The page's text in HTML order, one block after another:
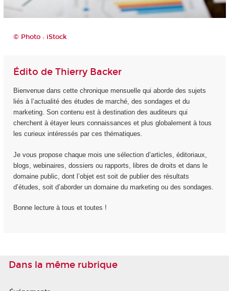
© Photo : iStock
Édito de Thierry Backer
Bienvenue dans cette chronique mensuelle qui aborde des sujets
liés à l’actualité des études de marché, des sondages et du
marketing. Son contenu est à destination des auditeurs qui
cherchent à étayer leurs connaissances et plus globalement à tous
les curieux intéressés par ces thématiques.
Je vous propose chaque mois une sélection d’articles, éditoriaux,
blogs, webinaires, dossiers ou rapports, libres de droits et dans le
domaine public, dont l’objet est soit de publier des résultats
d’études, soit d’aborder un domaine du marketing ou des sondages.
Bonne lecture à tous et toutes !
Dans la même rubrique